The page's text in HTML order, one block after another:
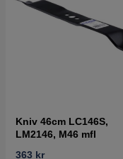
Kniv 46cm LC146S,
LM2146, M46 mfl
363 kr